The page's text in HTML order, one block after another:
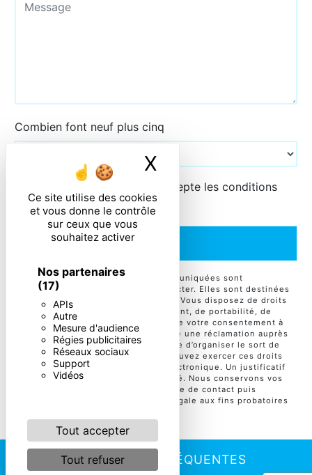
Ce site utilise des cookies
et vous donne le contrôle
sur ceux que vous
souhaitez activer
Nos partenaires
(17)
APIs
Autre
Mesure d'audience
Régies publicitaires
Réseaux sociaux
Support
Vidéos
Tout accepter
Tout refuser
X Masquer le
Combien font neuf plus cinq
En cochant cette case, j'accepte les conditions
particulières ci-dessous **
ENVOYER
** Les données personnelles communiquées sont
nécessaires aux fins de vous contacter. Elles sont destinées
à l'entreprise et ses sous-traitants. Vous disposez de droits
d’accès, de rectification, d’effacement, de portabilité, de
limitation, d’opposition, de retrait de votre consentement à
tout moment et du droit d’introduire une réclamation auprès
d’une autorité de contrôle, ainsi que d’organiser le sort de
vos données post-mortem. Vous pouvez exercer ces droits
par voie postale ou par courrier électronique. Un justificatif
d'identité pourra vous être demandé. Nous conservons vos
données pendant la période de prise de contact puis
pendant la durée de prescription légale aux fins probatoires
RECHERCHES FRÉQUENTES